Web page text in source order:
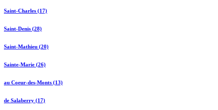
Saint-Charles (17)
Saint-Denis (28)
Saint-Mathieu (20)
Sainte-Marie (26)
au Coeur-des-Monts (13)
de Salaberry (17)